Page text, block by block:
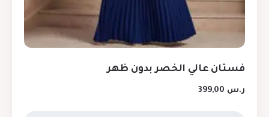
فستان عالي الخصر بدون ظهر
ر.س